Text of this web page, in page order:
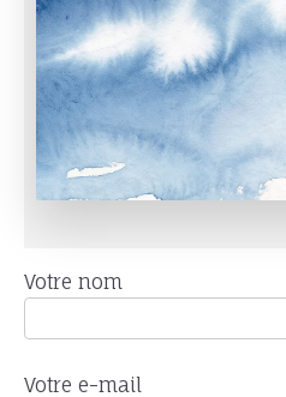
Votre nom
Votre e-mail